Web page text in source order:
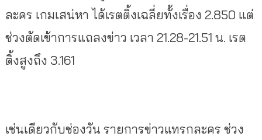
ละคร เกมเสน่หา ได้เรตติ้งเฉลี่ยทั้งเรื่อง 2.850 แต่
ช่วงตัดเข้าการแถลงข่าว เวลา 21.28-21.51 น. เรต
ติ้งสูงถึง 3.161
เช่นเดียวกับช่องวัน รายการข่าวแทรกละคร ช่วง